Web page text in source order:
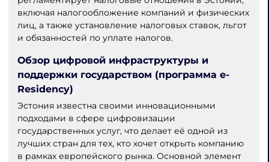
включая налогообложение компаний и физических
лиц, а также установление налоговых ставок, льгот
и обязанностей по уплате налогов.
Обзор цифровой инфраструктуры и
поддержки государством (программа e-
Residency)
Эстония известна своими инновационными
подходами в сфере цифровизации
государственных услуг, что делает её одной из
лучших стран для тех, кто хочет открыть компанию
в рамках европейского рынка. Основной элемент